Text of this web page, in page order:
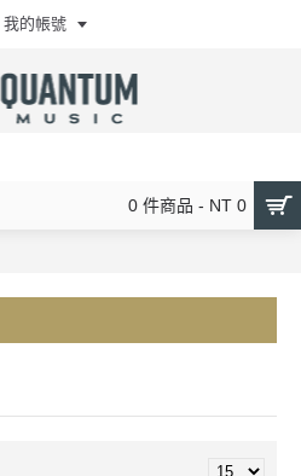
我的帳號
0 件商品 - NT 0